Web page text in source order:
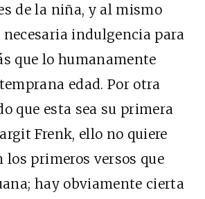
de la niña, y al mismo
indulgencia para
que lo humanamente
edad. Por otra
que esta sea su primera
Frenk, ello no quiere
los primeros versos que
hay obviamente cierta